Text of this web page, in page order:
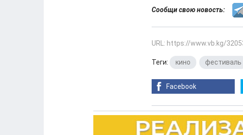
Сообщи свою новость:
URL: https://www.vb.kg/
Теги: кино фестиваль
Facebook